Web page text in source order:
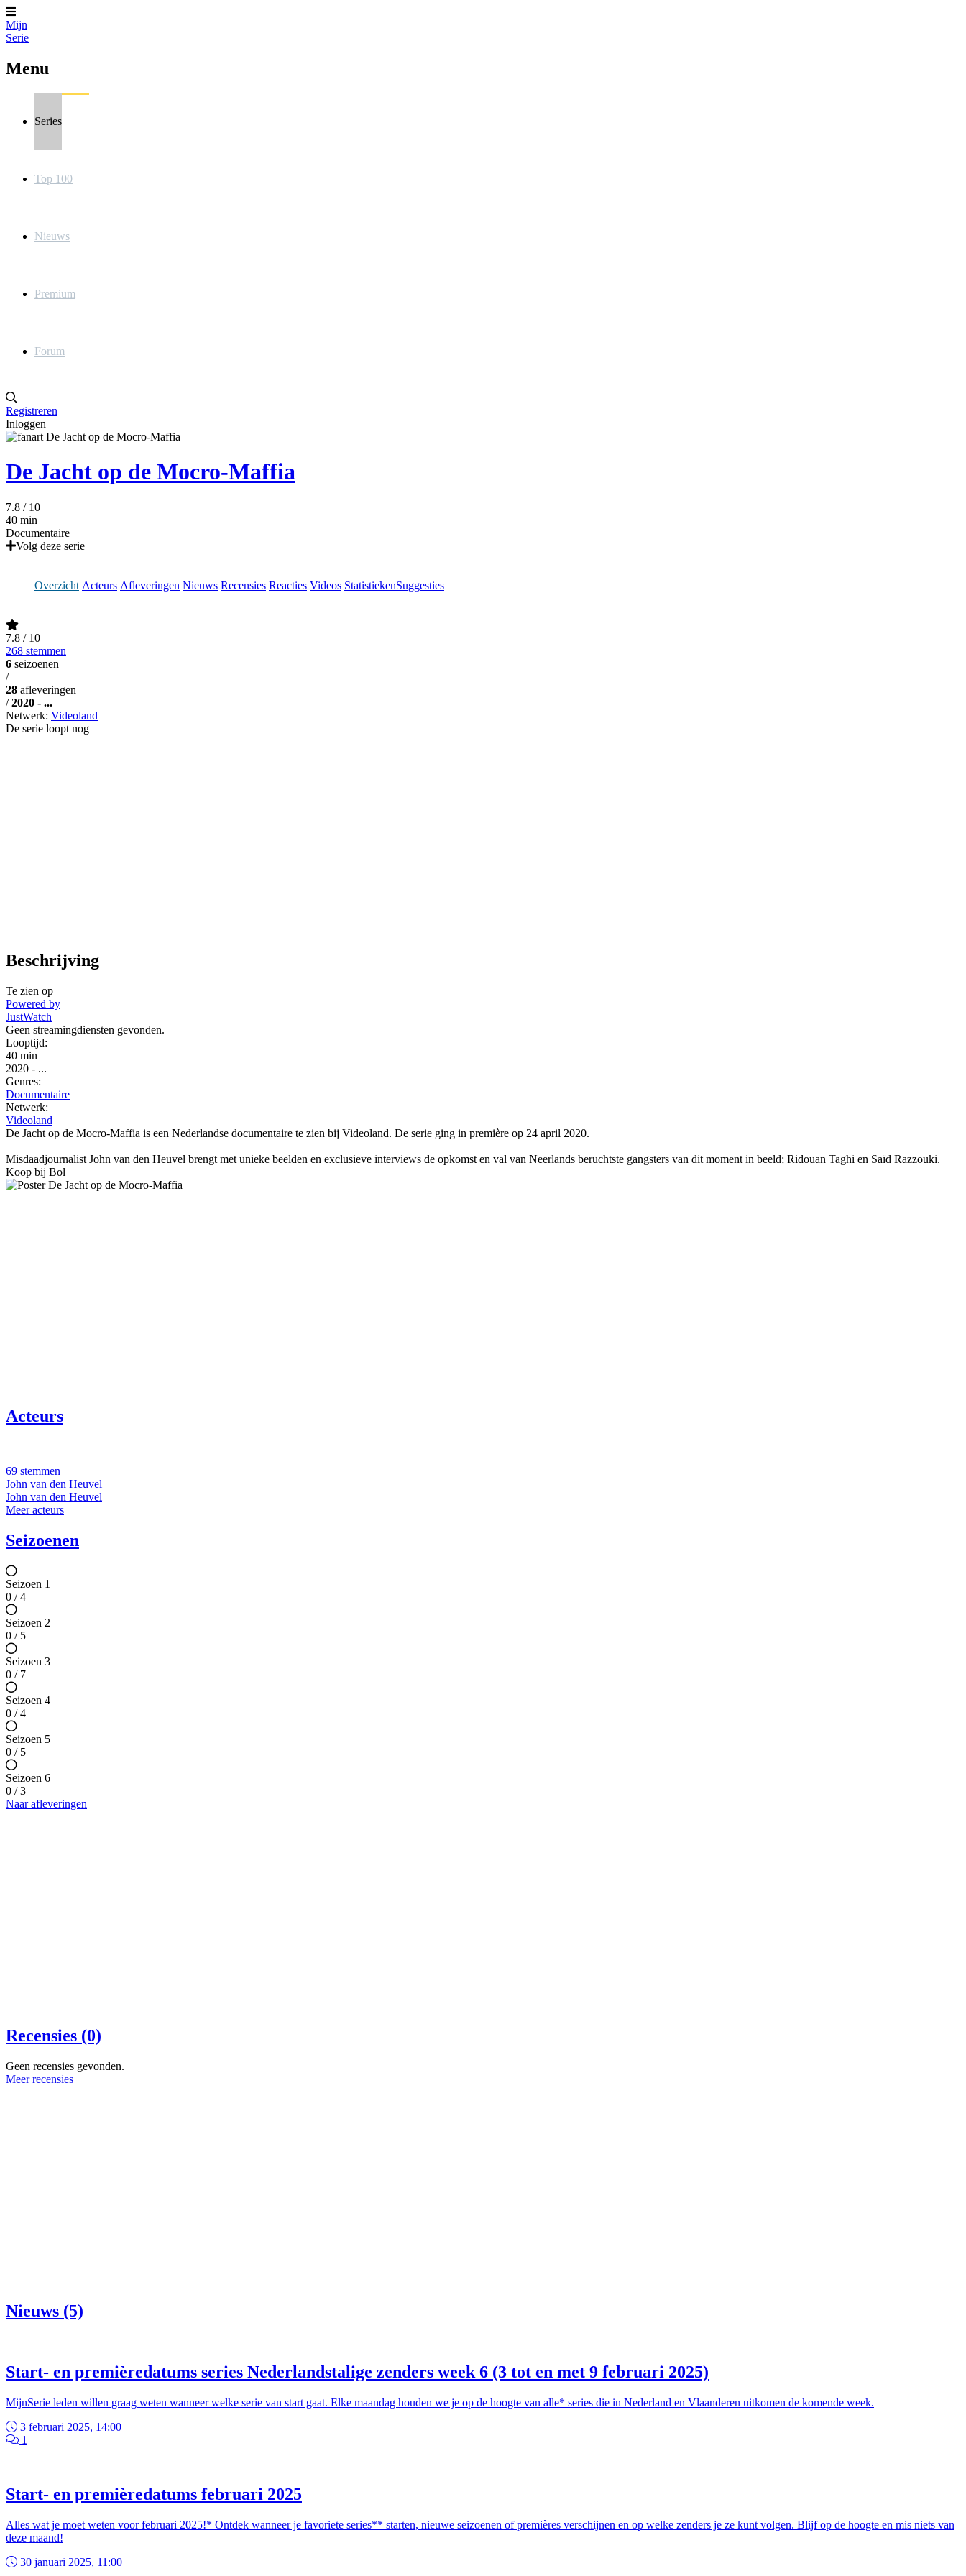
Mijn
Serie
Menu
Series
Top 100
Nieuws
Premium
Forum
Registreren
Inloggen
De Jacht op de Mocro-Maffia
7.8 / 10
40 min
Documentaire
Volg deze serie
Overzicht Acteurs Afleveringen Nieuws Recensies Reacties Videos StatistiekenSuggesties
7.8 / 10
268 stemmen
6 seizoenen
/
28 afleveringen
/ 2020 - ...
Netwerk: Videoland
De serie loopt nog
Beschrijving
Te zien op
Powered by
JustWatch
Geen streamingdiensten gevonden.
Looptijd:
40 min
2020 - ...
Genres:
Documentaire
Netwerk:
Videoland
De Jacht op de Mocro-Maffia is een Nederlandse documentaire te zien bij Videoland. De serie ging in première op 24 april 2020.
Misdaadjournalist John van den Heuvel brengt met unieke beelden en exclusieve interviews de opkomst en val van Neerlands beruchtste gangsters van dit moment in beeld; Ridouan Taghi en Saïd Razzouki.
Koop bij Bol
Acteurs
69 stemmen
John van den Heuvel
John van den Heuvel
Meer acteurs
Seizoenen
Seizoen 1
0 / 4
Seizoen 2
0 / 5
Seizoen 3
0 / 7
Seizoen 4
0 / 4
Seizoen 5
0 / 5
Seizoen 6
0 / 3
Naar afleveringen
Recensies (0)
Geen recensies gevonden.
Meer recensies
Nieuws (5)
Start- en premièredatums series Nederlandstalige zenders week 6 (3 tot en met 9 februari 2025)
MijnSerie leden willen graag weten wanneer welke serie van start gaat. Elke maandag houden we je op de hoogte van alle* series die in Nederland en Vlaanderen uitkomen de komende week.
3 februari 2025, 14:00
1
Start- en premièredatums februari 2025
Alles wat je moet weten voor februari 2025!* Ontdek wanneer je favoriete series** starten, nieuwe seizoenen of premières verschijnen en op welke zenders je ze kunt volgen. Blijf op de hoogte en mis niets van
deze maand!
30 januari 2025, 11:00